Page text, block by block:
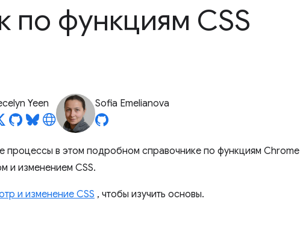
по функциям CSS
Yeen Sofia Emelianova
процессы в этом подробном справочнике по функциям Chrome
и изменением CSS.
и изменение CSS , чтобы изучить основы.